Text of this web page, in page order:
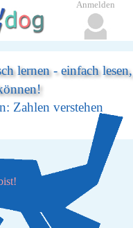
lernen - einfach lesen,
Zahlen verstehen
Anmelden